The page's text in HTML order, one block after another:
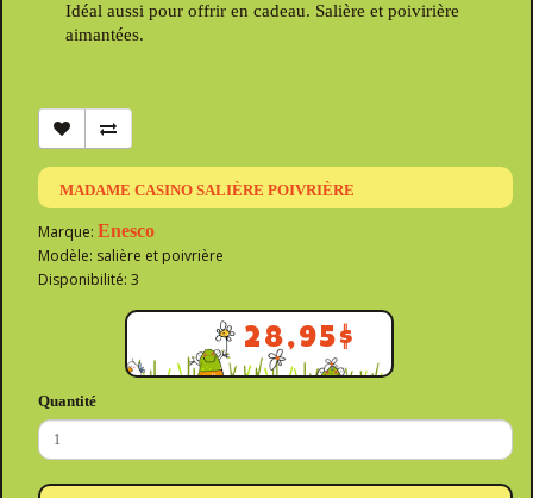
Idéal aussi pour offrir en cadeau. Salière et poivirière
aimantées.
MADAME CASINO SALIÈRE POIVRIÈRE
Marque: Enesco
Modèle: salière et poivrière
Disponibilité: 3
28,95$
Quantité